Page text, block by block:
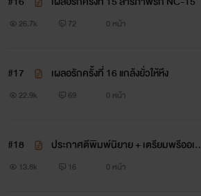
26.7k 72 0 หน้า
#17 เผลอรักครั้งที่ 16 แกล้งยั่วให้หึง
22.9k 69 0 หน้า
#18
ประกาศตีพิมพ์นิยาย + เตรียมพรีออเด
อร์ + แบบร่างปก
13.8k 16 0 หน้า